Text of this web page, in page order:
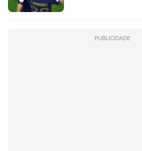
PUBLICIDADE